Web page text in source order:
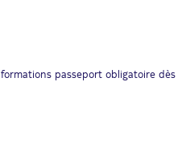
passeport obligatoire dès